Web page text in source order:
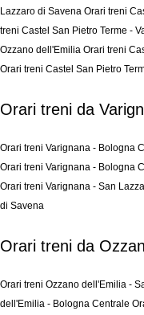
Lazzaro di Savena Orari treni
treni Castel San Pietro Terme -
Ozzano dell'Emilia Orari treni
Orari treni Castel San Pietro
Orari treni da
Orari treni Varignana - Bologna
Orari treni Varignana - Bologna
Orari treni Varignana - San
di Savena
Orari treni da
Orari treni Ozzano dell'Emilia -
dell'Emilia - Bologna Centrale